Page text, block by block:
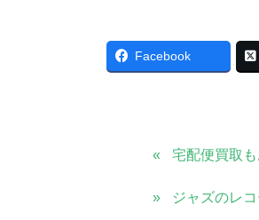
Facebook
宅配便買取
ジャズのレ